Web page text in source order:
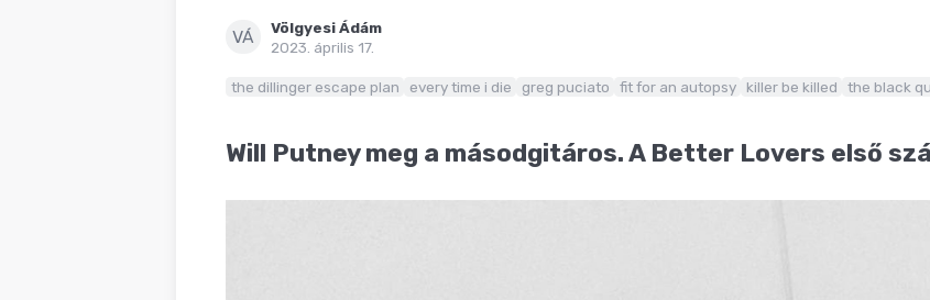
VÁ
Völgyesi Ádám
2023. április 17.
the dillinger escape plan every time i die greg puciato fit for an autopsy killer be killed the black
Will Putney meg a másodgitáros. A Better Lovers első